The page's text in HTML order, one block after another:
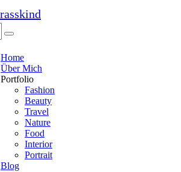
Home
Über Mich
Portfolio
Fashion
Beauty
Travel
Nature
Food
Interior
Portrait
Blog